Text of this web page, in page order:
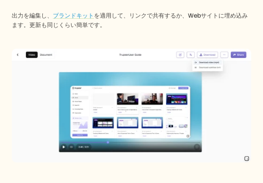
出力を編集し、 ブランドキット を適用して、リンクで共有するか、Webサイトに埋め込み
ます。更新も同じくらい簡単です。